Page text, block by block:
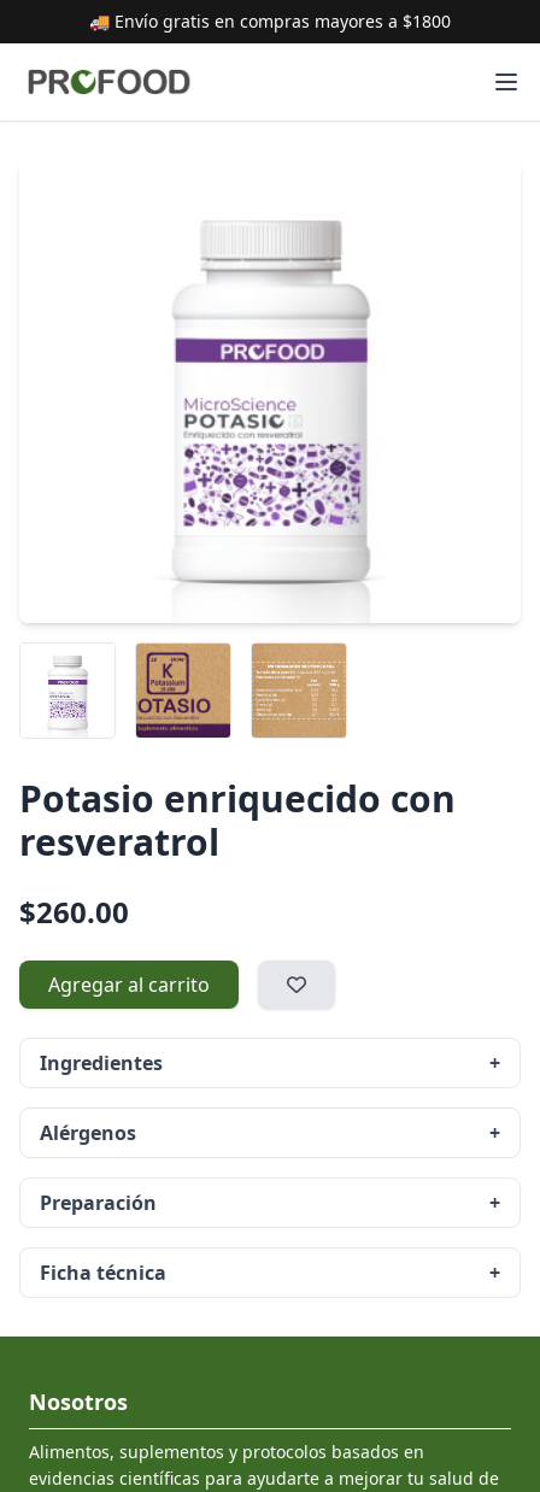
🚚 Envío gratis en compras mayores a $1800
Potasio enriquecido con
resveratrol
$260.00
Agregar al carrito
Ingredientes +
Alérgenos +
Preparación +
Ficha técnica +
Nosotros
Alimentos, suplementos y protocolos basados en
evidencias científicas para ayudarte a mejorar tu salud de